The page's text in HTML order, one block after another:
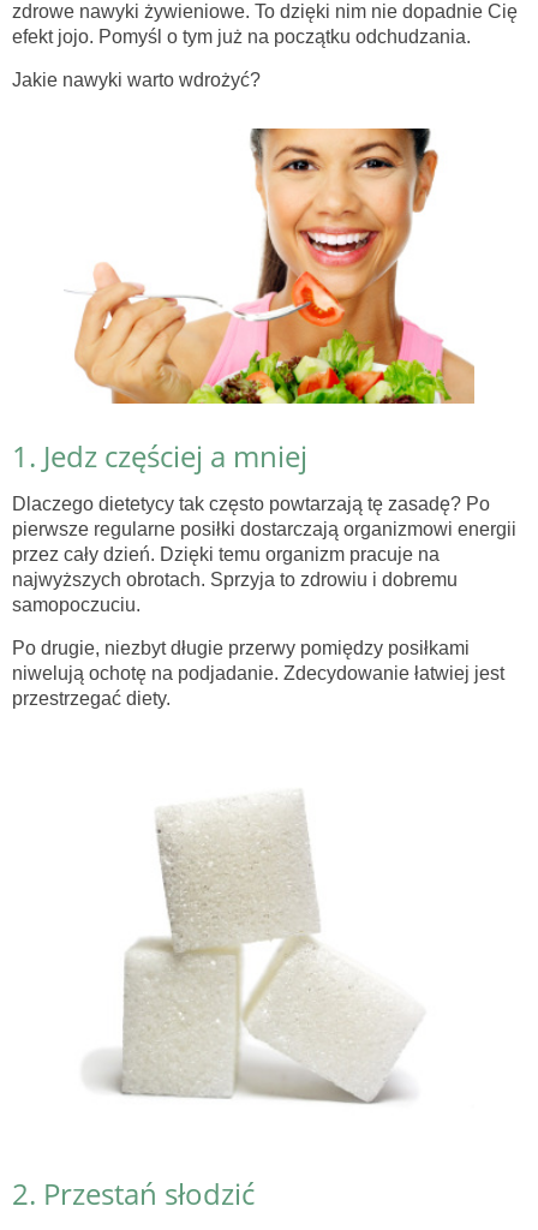
zdrowe nawyki żywieniowe. To dzięki nim nie dopadnie Cię
efekt jojo. Pomyśl o tym już na początku odchudzania.
Jakie nawyki warto wdrożyć?
1. Jedz częściej a mniej
Dlaczego dietetycy tak często powtarzają tę zasadę? Po
pierwsze regularne posiłki dostarczają organizmowi energii
przez cały dzień. Dzięki temu organizm pracuje na
najwyższych obrotach. Sprzyja to zdrowiu i dobremu
samopoczuciu.
Po drugie, niezbyt długie przerwy pomiędzy posiłkami
niwelują ochotę na podjadanie. Zdecydowanie łatwiej jest
przestrzegać diety.
2. Przestań słodzić